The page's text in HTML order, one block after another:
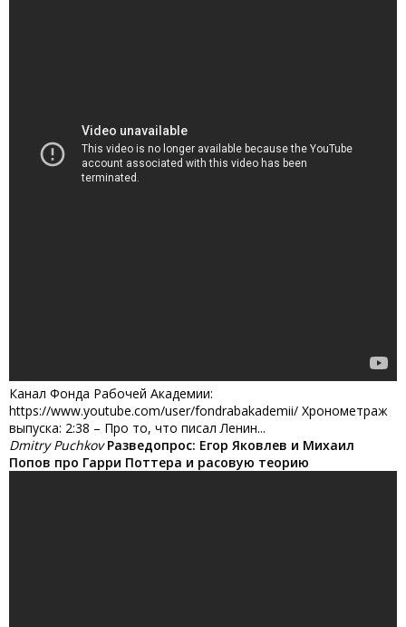
Канал Фонда Рабочей Академии:
https://www.youtube.com/user/fondrabakademii/ Хронометраж
выпуска: 2:38 – Про то, что писал Ленин...
Dmitry Puchkov Разведопрос: Егор Яковлев и Михаил
Попов про Гарри Поттера и расовую теорию